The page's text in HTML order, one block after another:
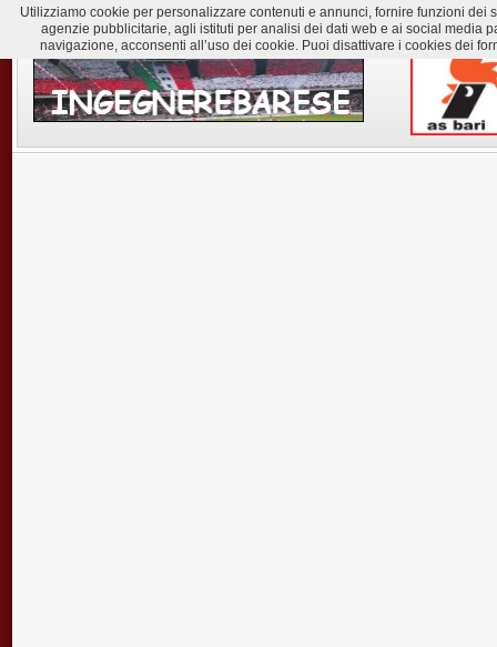
Utilizziamo cookie per personalizzare contenuti e annunci, fornire funzioni
agenzie pubblicitarie, agli istituti per analisi dei dati web e ai social media
navigazione, acconsenti all’uso dei cookie. Puoi disattivare i cookies dei